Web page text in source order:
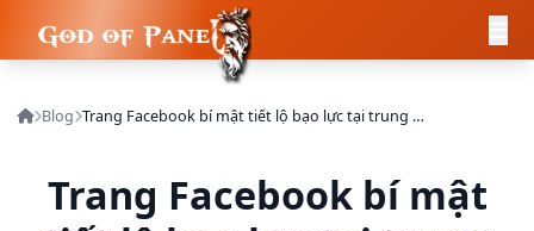
Blog Trang Facebook bí mật tiết lộ bạo lực tại trung tâm của diễn đàn 'Người hâm mộ bóng đá'
Trang Facebook bí mật